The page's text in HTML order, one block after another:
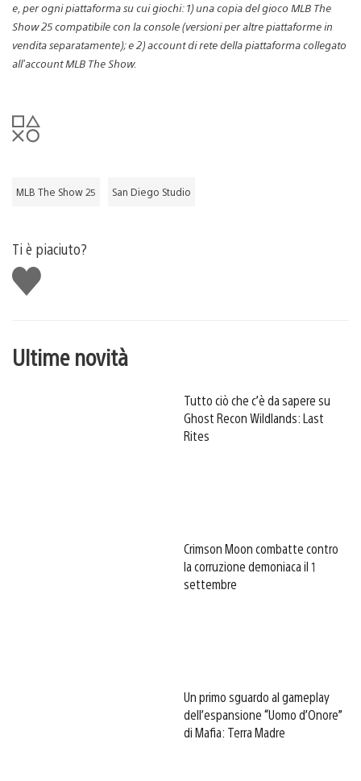
e, per ogni piattaforma su cui giochi: 1) una copia del gioco MLB The
Show 25 compatibile con la console (versioni per altre piattaforme in
vendita separatamente); e 2) account di rete della piattaforma collegato
all’account MLB The Show.
MLB The Show 25 San Diego Studio
Ti è piaciuto?
Mi
piace
Ultime novità
Tutto ciò che c’è da sapere su
Ghost Recon Wildlands: Last
Rites
Crimson Moon combatte contro
la corruzione demoniaca il 1
settembre
Un primo sguardo al gameplay
dell’espansione “Uomo d’Onore”
di Mafia: Terra Madre